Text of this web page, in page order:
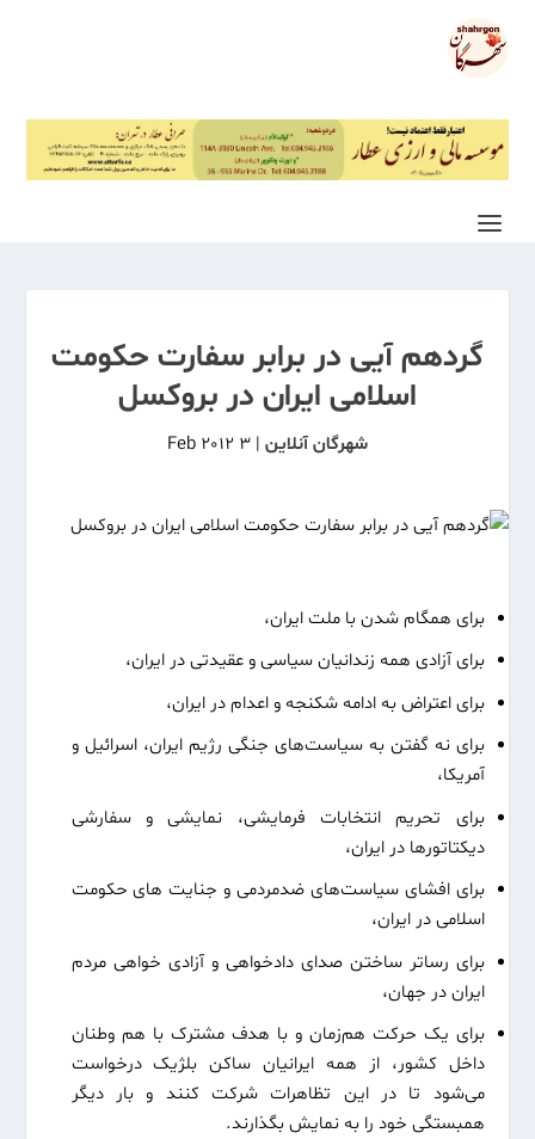
گردهم آیی در برابر سفارت حکومت
اسلامی ایران در بروکسل
شهرگان آنلاین |
3 Feb 2012
برای همگام شدن با ملت ایران،
برای آزادی همه زندانیان سیاسی و عقیدتی در ایران،
برای اعتراض به ادامه شکنجه و اعدام در ایران،
برای نه گفتن به سیاست‌های جنگی رژیم ایران، اسرائیل و
آمریکا،
برای تحریم انتخابات فرمایشی، نمایشی و سفارشی
دیکتاتورها در ایران،
برای افشای سیاست‌های ضدمردمی و جنایت های حکومت
اسلامی در ایران،
برای رساتر ساختن صدای دادخواهی و آزادی خواهی مردم
ایران در جهان،
برای یک حرکت هم‌زمان و با هدف مشترک با هم وطنان
داخل کشور، از همه ایرانیان ساکن بلژیک درخواست
می‌شود تا در این تظاهرات شرکت کنند و بار دیگر
همبستگی خود را به نمایش بگذارند.